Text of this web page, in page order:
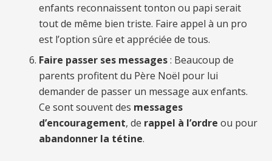
enfants reconnaissent tonton ou papi serait
tout de même bien triste. Faire appel à un pro
est l’option sûre et appréciée de tous.
Faire passer ses messages: Beaucoup de
parents profitent du Père Noël pour lui
demander de passer un message aux enfants.
Ce sont souvent des messages
d’encouragement, de rappel à l’ordre ou pour
abandonner la tétine.